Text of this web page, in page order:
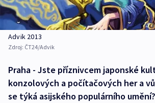
Advik 2013
Zdroj: ČT24/Advik
Praha - Jste příznivcem japonské
konzolových a počítačových her a
se týká asijského populárního